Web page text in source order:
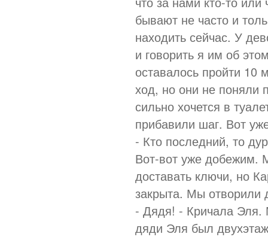
бывают не часто и
находить сейчас. У
и говорить я им об
оставалось пройти 10
ход, но они не поняли
сильно хочется в
прибавили шаг. Вот
- Кто последний, то
Вот-вот уже добежим.
доставать ключи, но
закрыта. Мы отворили
- Дядя! - Кричала
дяди Эля был